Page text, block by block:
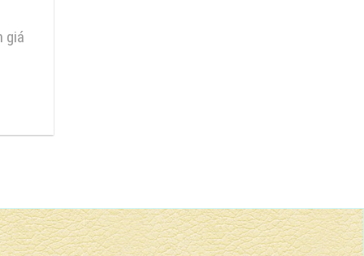
giá
GỌI NGAY : 0909 005300